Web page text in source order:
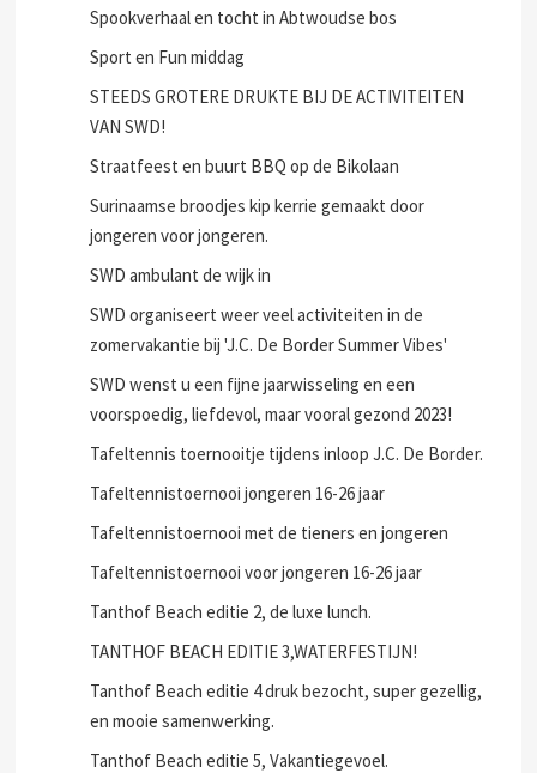
Spookverhaal en tocht in Abtwoudse bos
Sport en Fun middag
STEEDS GROTERE DRUKTE BIJ DE ACTIVITEITEN
VAN SWD!
Straatfeest en buurt BBQ op de Bikolaan
Surinaamse broodjes kip kerrie gemaakt door
jongeren voor jongeren.
SWD ambulant de wijk in
SWD organiseert weer veel activiteiten in de
zomervakantie bij 'J.C. De Border Summer Vibes'
SWD wenst u een fijne jaarwisseling en een
voorspoedig, liefdevol, maar vooral gezond 2023!
Tafeltennis toernooitje tijdens inloop J.C. De Border.
Tafeltennistoernooi jongeren 16-26 jaar
Tafeltennistoernooi met de tieners en jongeren
Tafeltennistoernooi voor jongeren 16-26 jaar
Tanthof Beach editie 2, de luxe lunch.
TANTHOF BEACH EDITIE 3,WATERFESTIJN!
Tanthof Beach editie 4 druk bezocht, super gezellig,
en mooie samenwerking.
Tanthof Beach editie 5, Vakantiegevoel.